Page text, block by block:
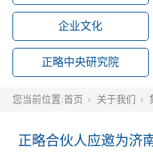
企业文化
正略中央研究院
您当前位置:首页 关于我们
正略合伙人应邀为济